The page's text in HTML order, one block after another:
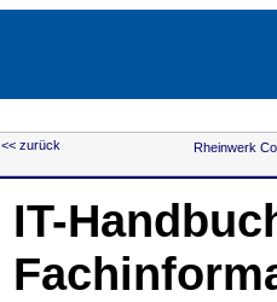
<< zurück Rheinwerk
IT-